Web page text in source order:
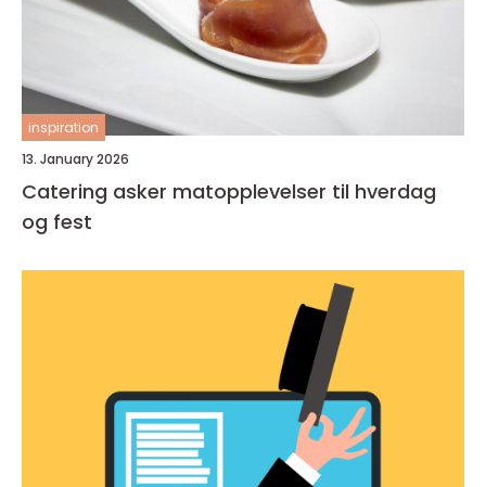
inspiration
13. January 2026
Catering asker matopplevelser til hverdag
og fest